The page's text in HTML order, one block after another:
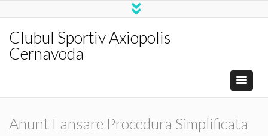
Clubul Sportiv Axiopolis
Cernavoda
Anunt Lansare Procedura Simplificata